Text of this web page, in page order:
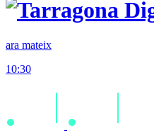
ara mateix
10:30